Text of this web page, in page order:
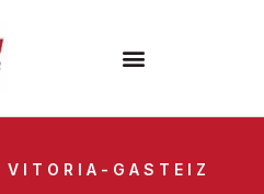
VITORIA-GASTEIZ